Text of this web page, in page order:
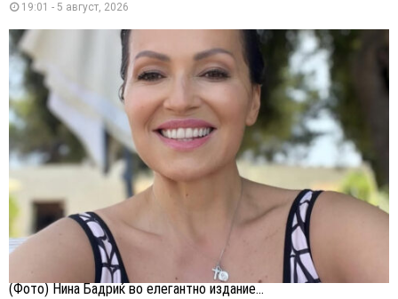
19:01 - 5 август, 2026
(Фото) Нина Бадриќ во елегантно издание...